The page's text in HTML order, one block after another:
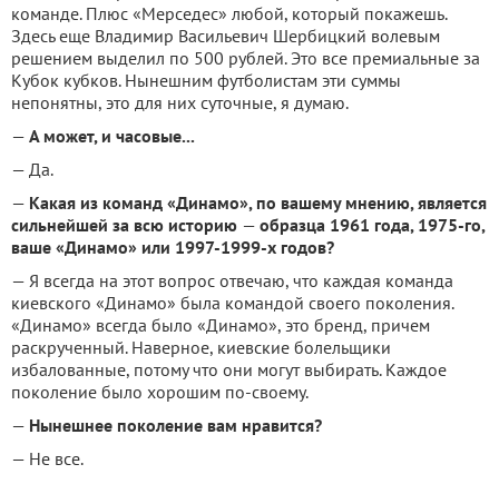
команде. Плюс «Мерседес» любой, который покажешь.
Здесь еще Владимир Васильевич Шербицкий волевым
решением выделил по 500 рублей. Это все премиальные за
Кубок кубков. Нынешним футболистам эти суммы
непонятны, это для них суточные, я думаю.
— А может, и часовые...
— Да.
— Какая из команд «Динамо», по вашему мнению, является
сильнейшей за всю историю — образца 1961 года, 1975-го,
ваше «Динамо» или 1997-1999-х годов?
— Я всегда на этот вопрос отвечаю, что каждая команда
киевского «Динамо» была командой своего поколения.
«Динамо» всегда было «Динамо», это бренд, причем
раскрученный. Наверное, киевские болельщики
избалованные, потому что они могут выбирать. Каждое
поколение было хорошим по-своему.
— Нынешнее поколение вам нравится?
— Не все.